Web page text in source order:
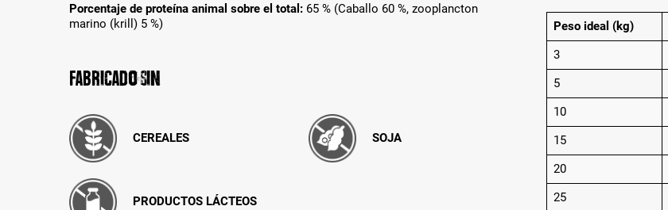
Porcentaje de proteína animal sobre el total: 65 % (Caballo 60 %, zooplancton
marino (krill) 5 %)
Fabricado sin
CEREALES SOJA
PRODUCTOS LÁCTEOS
Peso ideal (kg)
3
5
10
15
20
25